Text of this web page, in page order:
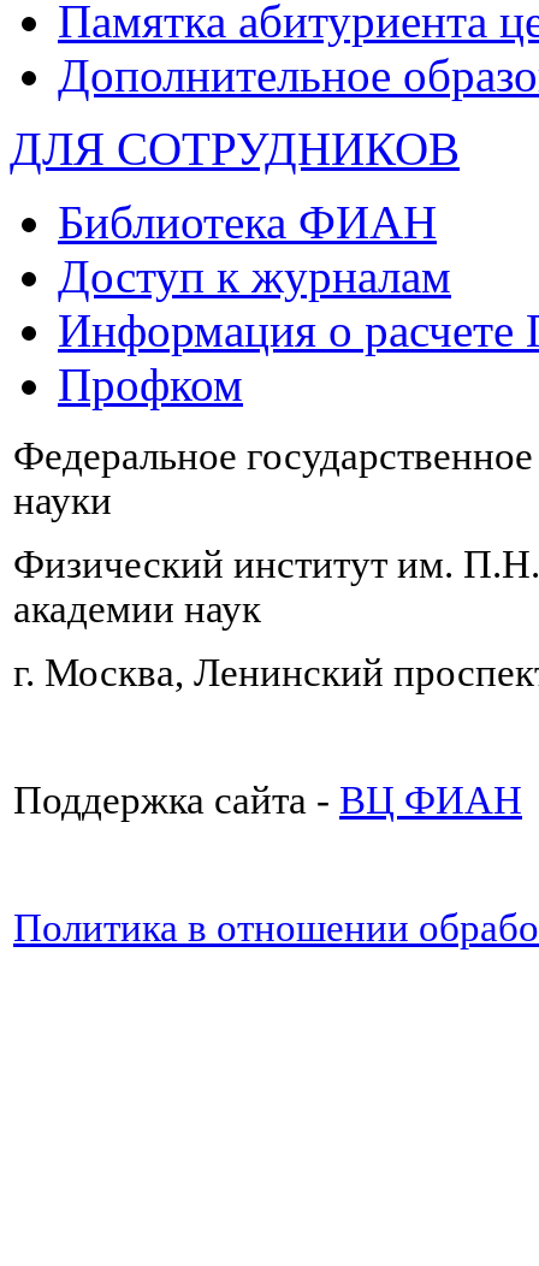
Памятка абитуриента
Дополнительное
ДЛЯ СОТРУДНИКОВ
Библиотека ФИАН
Доступ к журналам
Информация о
Профком
Федеральное
науки
Физический институт им.
академии наук
г. Москва, Ленинский
Поддержка сайта - ВЦ ФИАН
Политика в отношении